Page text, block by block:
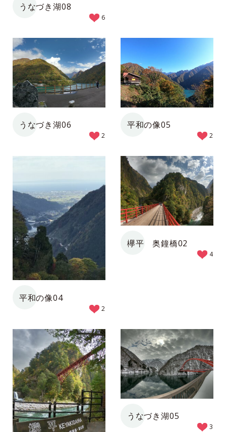
うなづき湖08
6
うなづき湖06
2
平和の像05
2
平和の像04
2
欅平 奥鐘橋02
4
うなづき湖05
3